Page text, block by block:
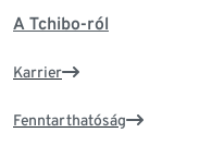
A Tchibo-ról
Karrier
Fenntarthatóság